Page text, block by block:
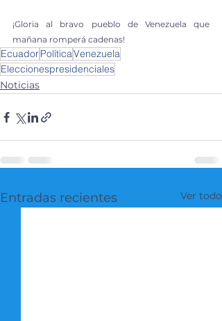
¡Gloria al bravo pueblo de Venezuela que
mañana romperá cadenas!
EcuadorPolíticaVenezuela
Eleccionespresidenciales
Noticias
Entradas recientes Ver todo